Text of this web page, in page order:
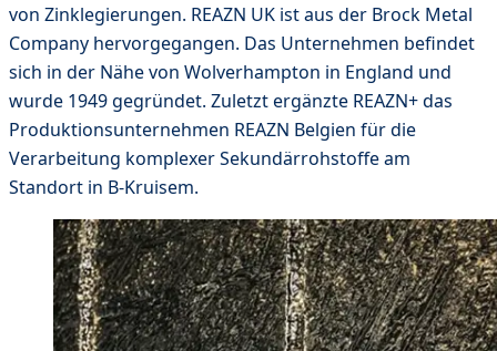
von Zinklegierungen. REAZN UK ist aus der Brock Metal
Company hervorgegangen. Das Unternehmen befindet
sich in der Nähe von Wolverhampton in England und
wurde 1949 gegründet. Zuletzt ergänzte REAZN+ das
Produktionsunternehmen REAZN Belgien für die
Verarbeitung komplexer Sekundärrohstoffe am
Standort in B-Kruisem.